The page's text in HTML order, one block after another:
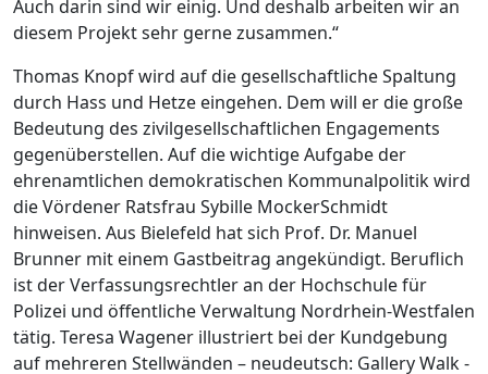
Auch darin sind wir einig. Und deshalb arbeiten wir an
diesem Projekt sehr gerne zusammen.“
Thomas Knopf wird auf die gesellschaftliche Spaltung
durch Hass und Hetze eingehen. Dem will er die große
Bedeutung des zivilgesellschaftlichen Engagements
gegenüberstellen. Auf die wichtige Aufgabe der
ehrenamtlichen demokratischen Kommunalpolitik wird
die Vördener Ratsfrau Sybille MockerSchmidt
hinweisen. Aus Bielefeld hat sich Prof. Dr. Manuel
Brunner mit einem Gastbeitrag angekündigt. Beruflich
ist der Verfassungsrechtler an der Hochschule für
Polizei und öffentliche Verwaltung Nordrhein-Westfalen
tätig. Teresa Wagener illustriert bei der Kundgebung
auf mehreren Stellwänden – neudeutsch: Gallery Walk -